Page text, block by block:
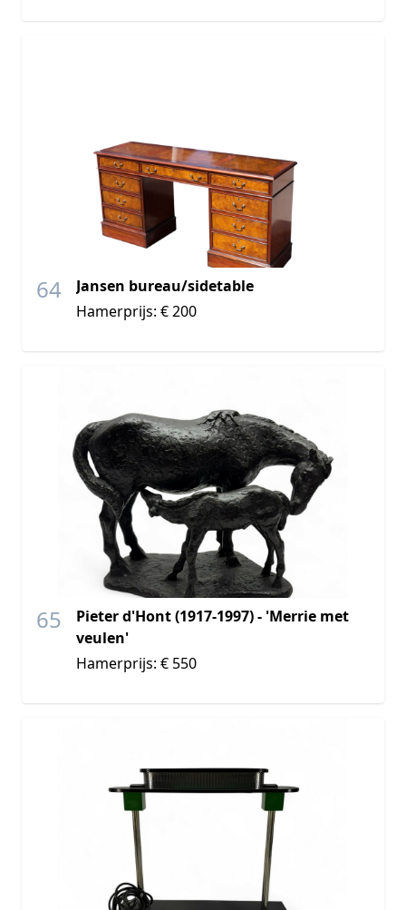
64
Jansen bureau/sidetable
Hamerprijs: € 200
65
Pieter d'Hont (1917-1997) - 'Merrie met
veulen'
Hamerprijs: € 550